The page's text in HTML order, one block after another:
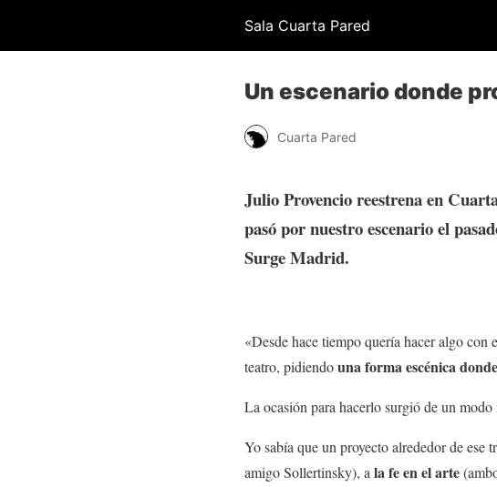
Sala Cuarta Pared
Un escenario donde
Cuarta Pared
Julio Provencio reestrena en
pasó por nuestro escenario el
Surge Madrid.
«Desde hace tiempo quería hacer algo
teatro, pidiendouna forma escénica
La ocasión para hacerlo surgió de un
Yo sabía que un proyecto alrededor de
amigo Sollertinsky), ala fe en el arte